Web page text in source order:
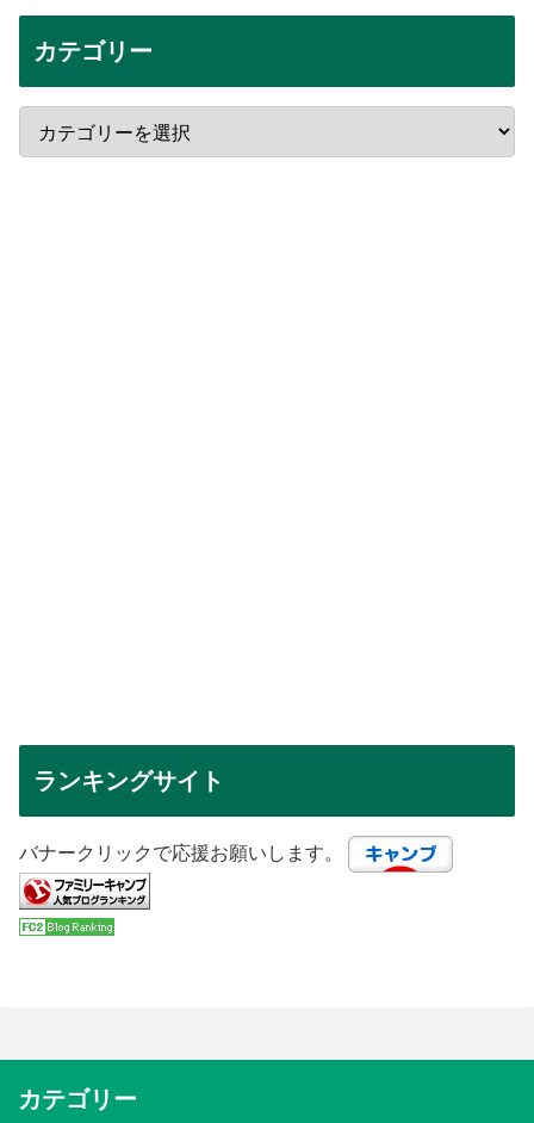
カテゴリー
ランキングサイト
バナークリックで応援お願いします。
カテゴリー